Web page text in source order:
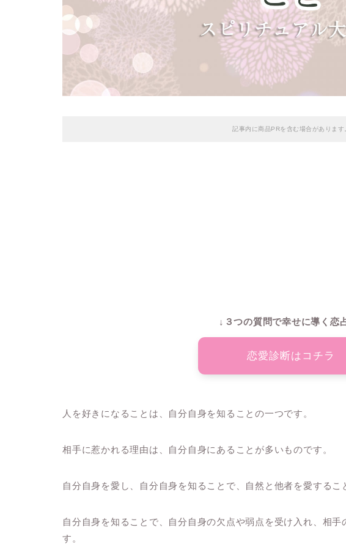
記事内に商品PRを含む場合があります
↓３つの質問で幸せに導く恋
恋愛診断はコチラ
人を好きになることは、自分自身を知ることの一つです。
相手に惹かれる理由は、自分自身にあることが多いものです。
自分自身を愛し、自分自身を知ることで、自然と他者を愛するこ
自分自身を知ることで、自分自身の欠点や弱点を受け入れ、相
す。